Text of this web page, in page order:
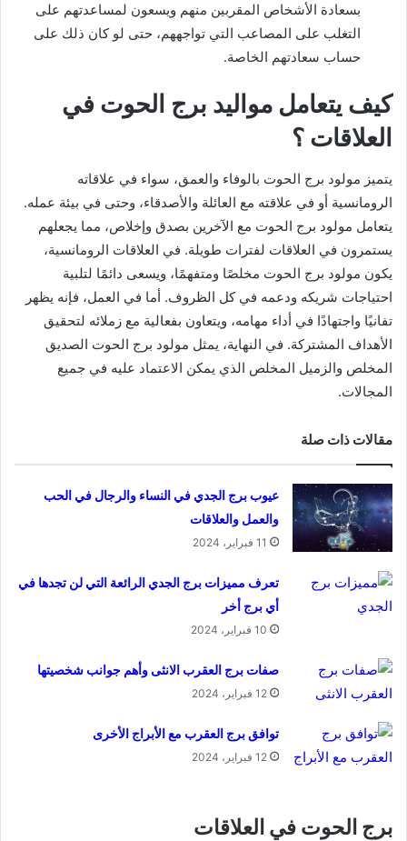
بسعادة الأشخاص المقربين منهم ويسعون لمساعدتهم على
التغلب على المصاعب التي تواجههم، حتى لو كان ذلك على
حساب سعادتهم الخاصة.
كيف يتعامل مواليد برج الحوت في
العلاقات ؟
يتميز مولود برج الحوت بالوفاء والعمق، سواء في علاقاته
الرومانسية أو في علاقته مع العائلة والأصدقاء، وحتى في بيئة عمله.
يتعامل مولود برج الحوت مع الآخرين بصدق وإخلاص، مما يجعلهم
يستمرون في العلاقات لفترات طويلة. في العلاقات الرومانسية،
يكون مولود برج الحوت مخلصًا ومتفهمًا، ويسعى دائمًا لتلبية
احتياجات شريكه ودعمه في كل الظروف. أما في العمل، فإنه يظهر
تفانيًا واجتهادًا في أداء مهامه، ويتعاون بفعالية مع زملائه لتحقيق
الأهداف المشتركة. في النهاية، يمثل مولود برج الحوت الصديق
المخلص والزميل المخلص الذي يمكن الاعتماد عليه في جميع
المجالات.
مقالات ذات صلة
عيوب برج الجدي في النساء والرجال في الحب
والعمل والعلاقات
11 فبراير، 2024
تعرف مميزات برج الجدي الرائعة التي لن تجدها في
أي برج أخر
10 فبراير، 2024
صفات برج العقرب الانثى وأهم جوانب شخصيتها
12 فبراير، 2024
توافق برج العقرب مع الأبراج الأخرى
12 فبراير، 2024
برج الحوت في العلاقات